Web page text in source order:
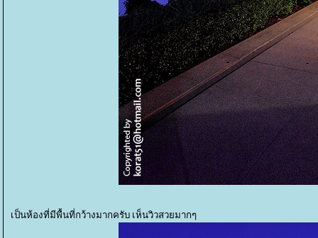
เป็นห้องที่มีพื้นที่กว้างมากครับ เห็นวิวสวยมากๆ